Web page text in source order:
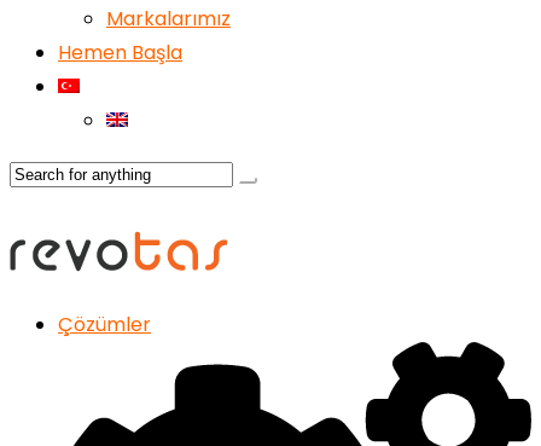
Markalarımız
Hemen Başla
Çözümler